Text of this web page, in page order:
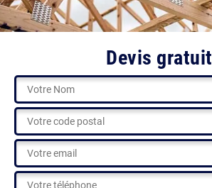
Devis gratuit